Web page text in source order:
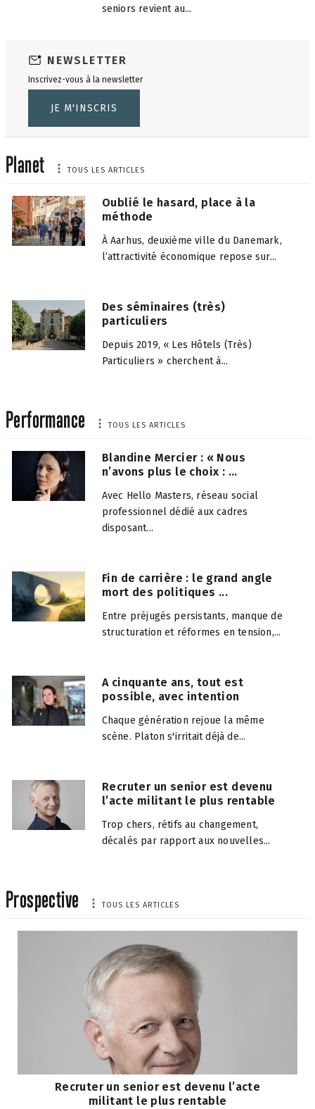
seniors revient au...
NEWSLETTER
Inscrivez-vous à la newsletter
JE M'INSCRIS
Planet TOUS LES ARTICLES
Oublié le hasard, place à la
méthode
À Aarhus, deuxième ville du Danemark,
l’attractivité économique repose sur...
Des séminaires (très)
particuliers
Depuis 2019, « Les Hôtels (Très)
Particuliers » cherchent à...
Performance TOUS LES ARTICLES
Blandine Mercier : « Nous
n’avons plus le choix : ...
Avec Hello Masters, réseau social
professionnel dédié aux cadres
disposant...
Fin de carrière : le grand angle
mort des politiques ...
Entre préjugés persistants, manque de
structuration et réformes en tension,...
A cinquante ans, tout est
possible, avec intention
Chaque génération rejoue la même
scène. Platon s'irritait déjà de...
Recruter un senior est devenu
l’acte militant le plus rentable
Trop chers, rétifs au changement,
décalés par rapport aux nouvelles...
Prospective TOUS LES ARTICLES
Recruter un senior est devenu l’acte
militant le plus rentable